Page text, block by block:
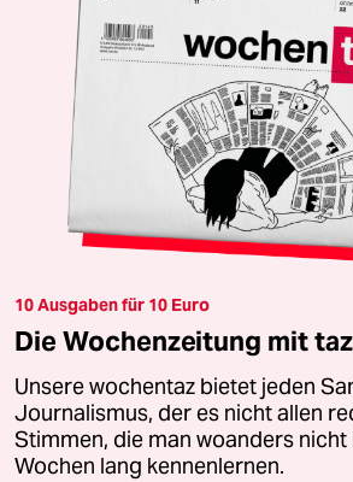
10 Ausgaben für 10 Euro
Die Wochenzeitung mit
Unsere wochentaz bietet jeden
Journalismus, der es nicht allen
Stimmen, die man woanders
Wochen lang kennenlernen.